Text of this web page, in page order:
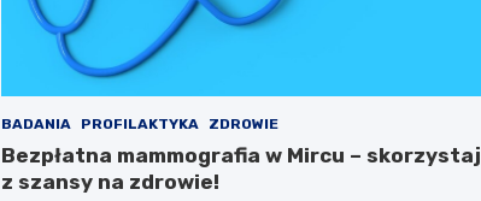
BADANIA PROFILAKTYKA ZDROWIE
Bezpłatna mammografia w Mircu – skorzystaj
z szansy na zdrowie!